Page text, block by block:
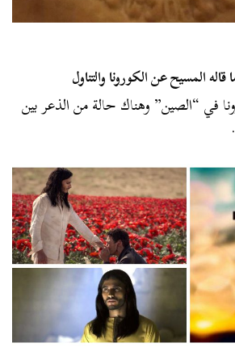
المسيح عن الكورونا والتناول
في “الصين” وهناك حالة من الذعر بين